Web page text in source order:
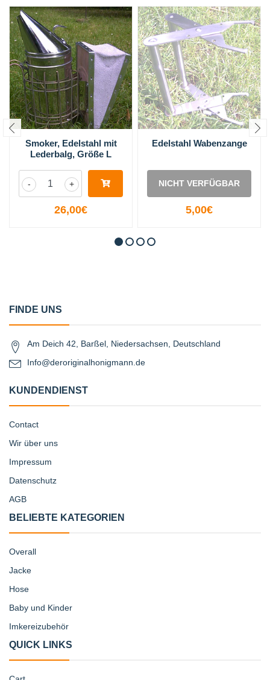
Smoker, Edelstahl mit
Lederbalg, Größe L
+
-
26,00€
Edelstahl Wabenzange
NICHT VERFÜGBAR
5,00€
FINDE UNS
Am Deich 42, Barßel, Niedersachsen, Deutschland
Info@deroriginalhonigmann.de
KUNDENDIENST
Contact
Wir über uns
Impressum
Datenschutz
AGB
BELIEBTE KATEGORIEN
Overall
Jacke
Hose
Baby und Kinder
Imkereizubehör
QUICK LINKS